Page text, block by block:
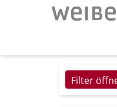
Filter